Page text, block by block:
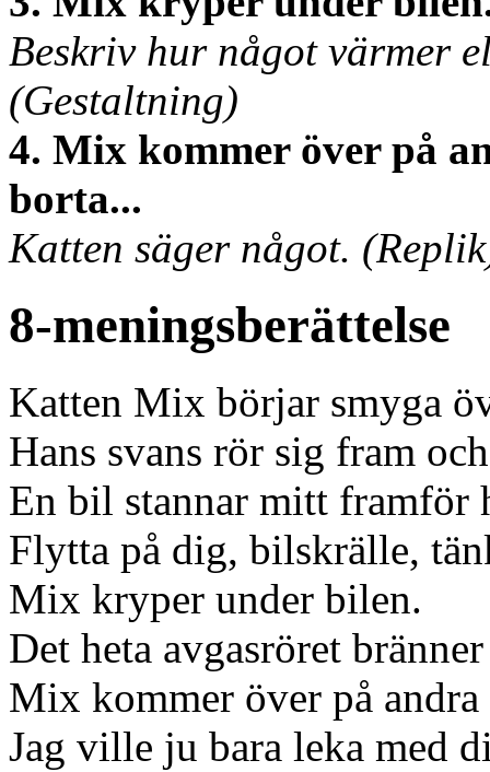
Beskriv hur något värmer
(Gestaltning)
4. Mix kommer över på
borta...
Katten säger något.
8-meningsberättelse
Katten Mix börjar smyga
Hans svans rör sig fram
En bil stannar mitt framför
Flytta på dig, bilskrälle,
Mix kryper under bilen.
Det heta avgasröret
Mix kommer över på andra
Jag ville ju bara leka med